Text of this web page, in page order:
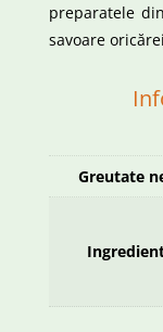
preparatele
savoare
Greutate